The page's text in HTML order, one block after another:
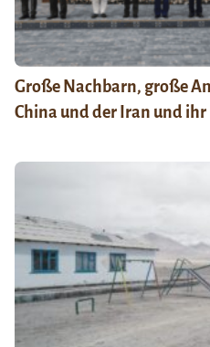
Große Nachbarn, große
China und der Iran und